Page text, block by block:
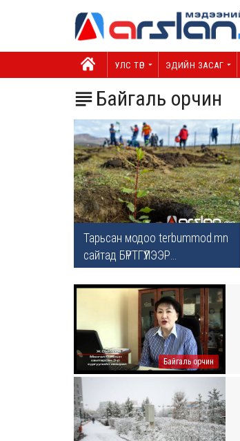
УЛС ТӨР ЭДИЙН ЗАСАГ
 Байгаль орчин
Тарьсан модоо terbummod.mn
сайтад БҮРТГҮҮЛЭЭР...
Байгаль орчин